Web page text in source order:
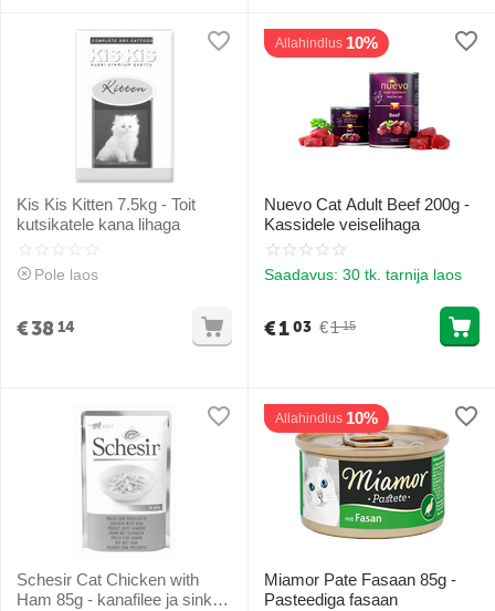
Kis Kis Kitten 7.5kg - Toit
kutsikatele kana lihaga
Pole laos
€3814
Allahindlus 10%
Nuevo Cat Adult Beef 200g -
Kassidele veiselihaga
Saadavus: 30 tk. tarnija laos
€1 15
€103
Schesir Cat Chicken with
Ham 85g - kanafilee ja sink
Allahindlus 10%
Miamor Pate Fasaan 85g -
Pasteediga fasaan